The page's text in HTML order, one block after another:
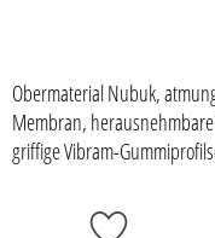
Obermaterial Nubuk,
Membran,
griffige Vibram-